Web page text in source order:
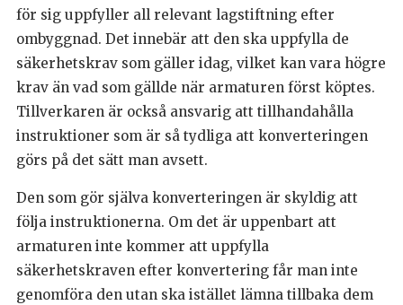
för sig uppfyller all relevant lagstiftning efter
ombyggnad. Det innebär att den ska uppfylla de
säkerhetskrav som gäller idag, vilket kan vara högre
krav än vad som gällde när armaturen först köptes.
Tillverkaren är också ansvarig att tillhandahålla
instruktioner som är så tydliga att konverteringen
görs på det sätt man avsett.
Den som gör själva konverteringen är skyldig att
följa instruktionerna. Om det är uppenbart att
armaturen inte kommer att uppfylla
säkerhetskraven efter konvertering får man inte
genomföra den utan ska istället lämna tillbaka dem